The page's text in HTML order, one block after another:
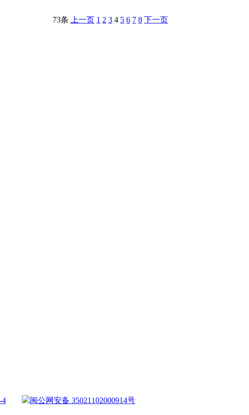
73条 上一页 1 2 3 4 5 6 7 8 下一页
4 闽公网安备 35021102000914号